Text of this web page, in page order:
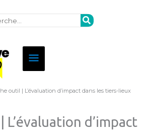
Menu
principal
outil | L’évaluation d’impact dans les tiers-lieux
L’évaluation d’impact